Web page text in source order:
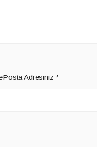
Adresiniz *